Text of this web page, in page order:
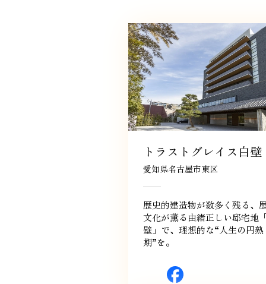
トラストグレイス白壁
愛知県名古屋市東区
歴史的建造物が数多く残る、
文化が薫る由緒正しい邸宅地
壁」で、理想的な“人生の円熟
期”を。